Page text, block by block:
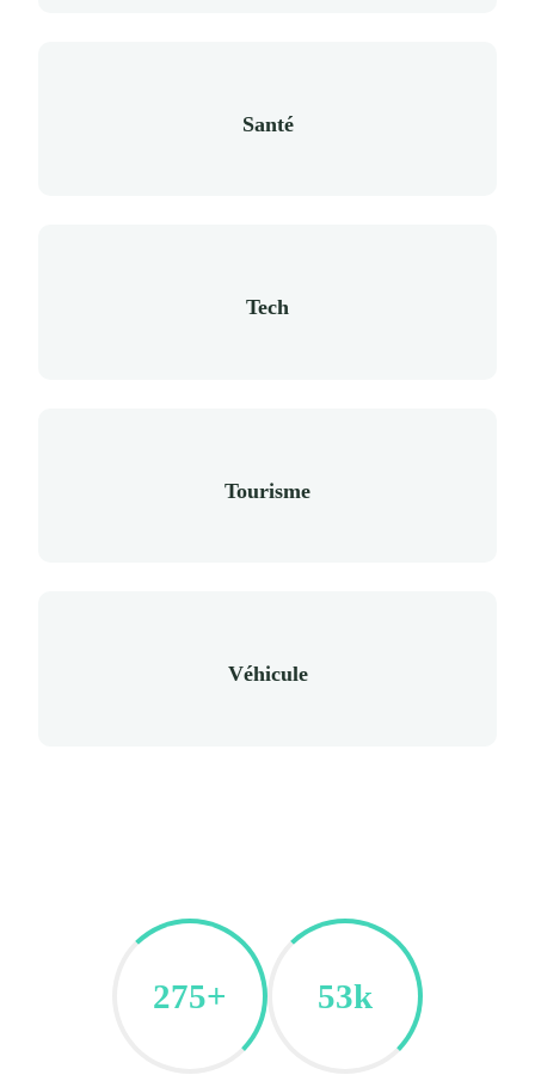
Santé
Tech
Tourisme
Véhicule
275+ 53k